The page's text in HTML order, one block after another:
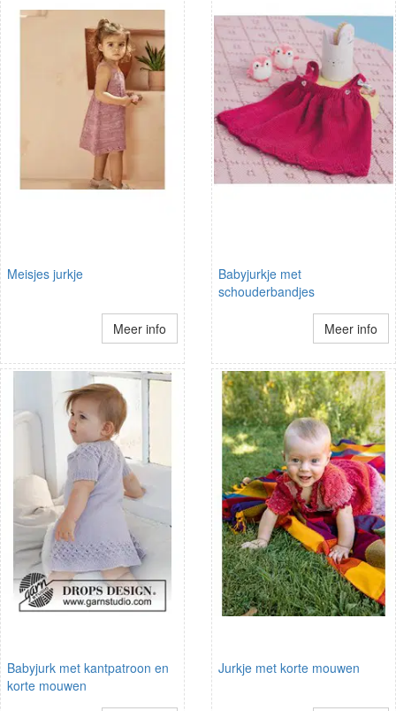
Meisjes jurkje
Meer info
Babyjurkje met
schouderbandjes
Meer info
Babyjurk met kantpatroon en
korte mouwen
Jurkje met korte mouwen